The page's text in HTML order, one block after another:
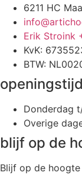
6211 HC
Erik Stroink
KvK:
BTW:
Donderdag
Overige
blijf op de
Blijf op de